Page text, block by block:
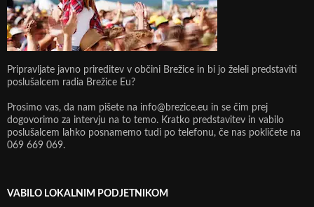
Pripravljate javno prireditev v občini Brežice in bi jo želeli predstaviti
poslušalcem radia Brežice Eu?
Prosimo vas, da nam pišete na info@brezice.eu in se čim prej
dogovorimo za intervju na to temo. Kratko predstavitev in vabilo
poslušalcem lahko posnamemo tudi po telefonu, če nas pokličete na
069 669 069.
VABILO LOKALNIM PODJETNIKOM